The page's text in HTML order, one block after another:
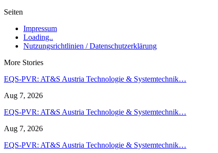
Seiten
Impressum
Loading..
Nutzungsrichtlinien / Datenschutzerklärung
More Stories
EQS-PVR: AT&S Austria Technologie & Systemtechnik…
Aug 7, 2026
EQS-PVR: AT&S Austria Technologie & Systemtechnik…
Aug 7, 2026
EQS-PVR: AT&S Austria Technologie & Systemtechnik…